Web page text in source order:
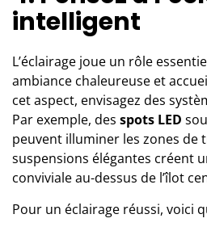
intelligent
L’éclairage joue un rôle
ambiance chaleureuse et
cet aspect, envisagez des
Par exemple, des spots LED
peuvent illuminer les zones de
suspensions élégantes créent
conviviale au-dessus de l’îlot
Pour un éclairage réussi, voici